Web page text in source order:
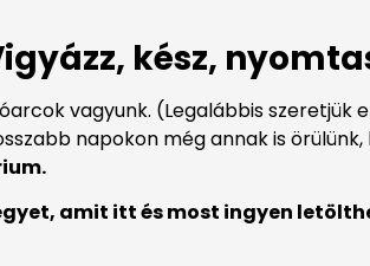
kész,
vagyunk. (Legalábbis
napokon még annak is örülünk,
amit itt és most ingyen